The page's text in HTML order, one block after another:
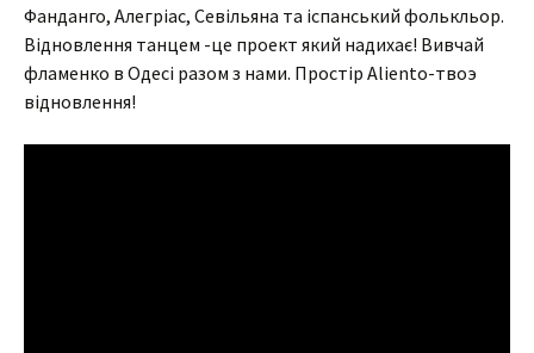
Фанданго, Алегріас, Севільяна та іспанський фолькльор.
Відновлення танцем -це проект який надихає! Вивчай
фламенко в Одесі разом з нами. Простір Aliento-твоэ
відновлення!